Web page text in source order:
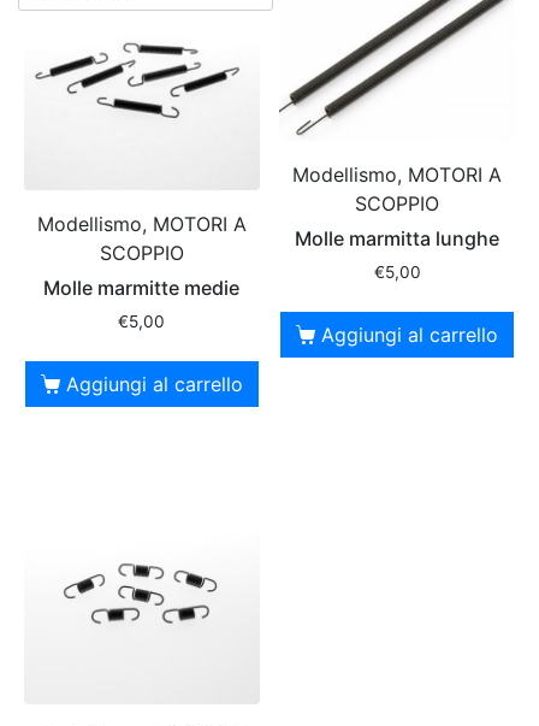
Modellismo, MOTORI A
SCOPPIO
Molle marmitte medie
€5,00
Aggiungi al carrello
Modellismo, MOTORI A
SCOPPIO
Molle marmitta lunghe
€5,00
Aggiungi al carrello